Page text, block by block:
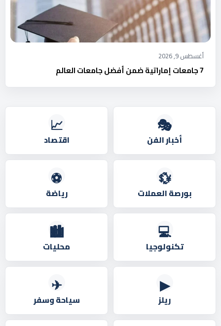
أغسطس 9, 2026
7 جامعات إماراتية ضمن أفضل جامعات العالم
🎭
أخبار الفن
📈
اقتصاد
💱
بورصة العملات
⚽
رياضة
💻
تكنولوجيا
🏙️
محليات
▶
ريلز
✈
سياحة وسفر